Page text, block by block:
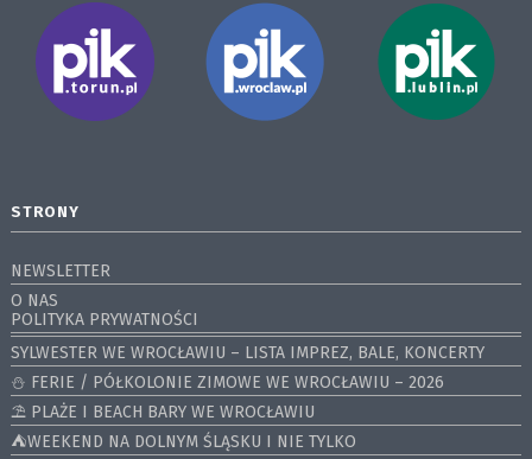
STRONY
NEWSLETTER
O NAS
POLITYKA PRYWATNOŚCI
SYLWESTER WE WROCŁAWIU – LISTA IMPREZ, BALE, KONCERTY
⛄️ FERIE / PÓŁKOLONIE ZIMOWE WE WROCŁAWIU – 2026
⛱️ PLAŻE I BEACH BARY WE WROCŁAWIU
⛺️WEEKEND NA DOLNYM ŚLĄSKU I NIE TYLKO